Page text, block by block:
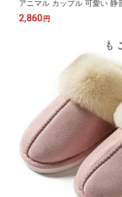
アニマル カップル 可愛い 静
あったか 防寒 男女兼用 かわ
フト クリスマスプレゼント
2,860円